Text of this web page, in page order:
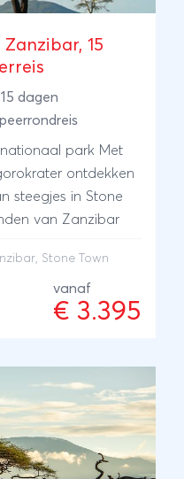
15
15 dagen
park Met
ontdekken
steegjes in Stone
van Zanzibar
, Stone Town
vanaf
€ 3.395